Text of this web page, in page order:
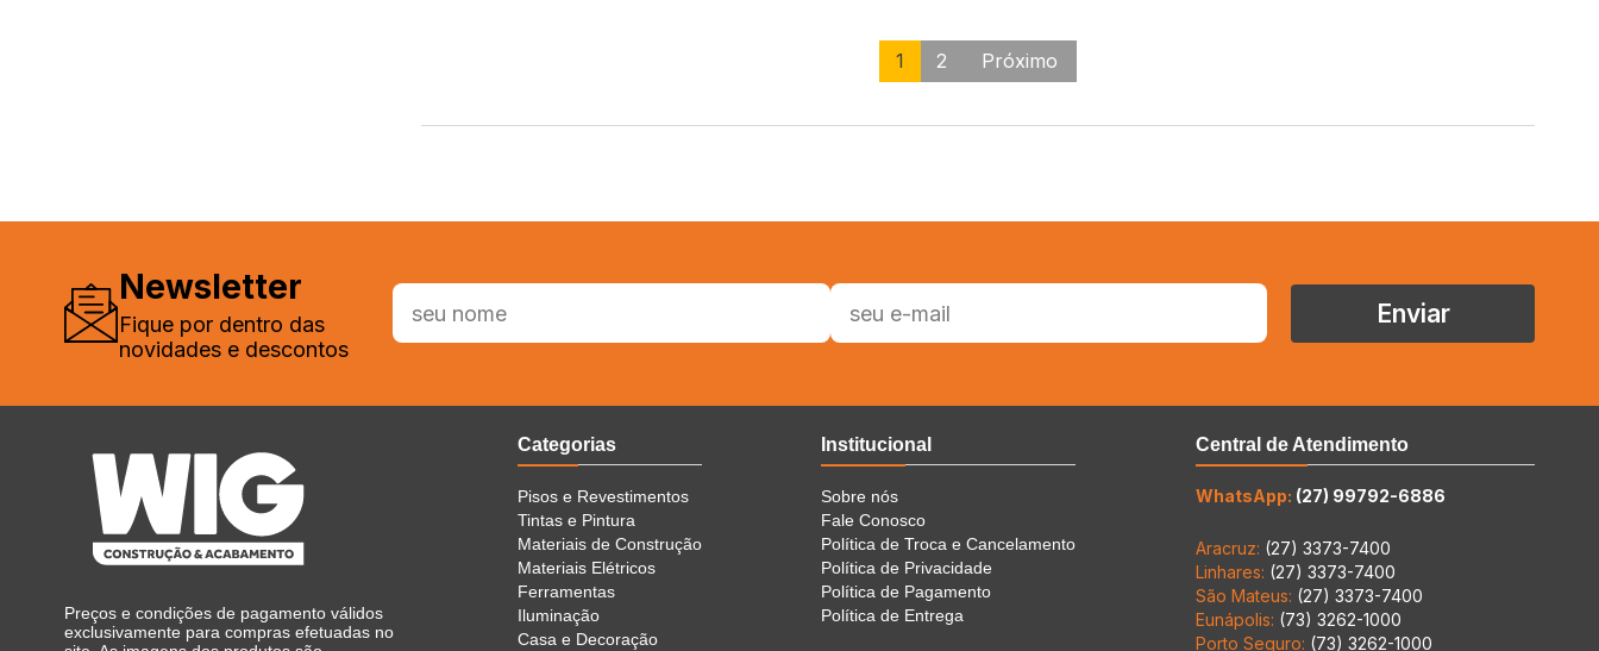
1 2
Newsletter
Fique por dentro das
novidades e descontos
Enviar
Preços e condições de pagamento válidos
exclusivamente para compras efetuadas no
Categorias
Pisos e Revestimentos
Tintas e Pintura
Materiais de Construção
Materiais Elétricos
Ferramentas
Iluminação
Casa e Decoração
Institucional
Sobre nós
Fale Conosco
Política de Troca e Cancelamento
Política de Privacidade
Política de Pagamento
Política de Entrega
Central de Atendimento
WhatsApp: (27) 99792-6886
Aracruz: (27) 3373-7400
Linhares: (27) 3373-7400
São Mateus: (27) 3373-7400
Eunápolis: (73) 3262-1000
Porto Seguro: (73) 3262-1000